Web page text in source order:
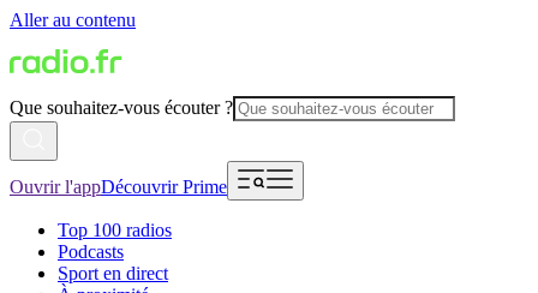
Aller au contenu
Que souhaitez-vous écouter ?
Ouvrir l'appDécouvrir Prime
Top 100 radios
Podcasts
Sport en direct